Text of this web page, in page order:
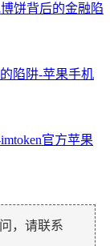
饼背后的金融陷
陷阱-苹果手机
官方苹果
，请联系